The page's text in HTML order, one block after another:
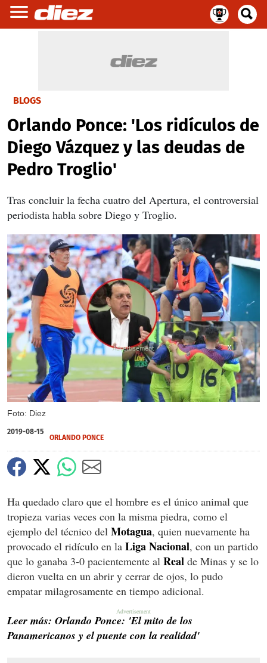
BLOGS
Orlando Ponce: 'Los ridículos de
Diego Vázquez y las deudas de
Pedro Troglio'
Tras concluir la fecha cuatro del Apertura, el controversial
periodista habla sobre Diego y Troglio.
Foto: Diez
X
X
X
2019-08-15
ORLANDO PONCE
Ha quedado claro que el hombre es el único animal que
tropieza varias veces con la misma piedra, como el
ejemplo del técnico del Motagua, quien nuevamente ha
provocado el ridículo en la LigaNacional, con un partido
que lo ganaba 3-0 pacientemente al Real de Minas y se lo
dieron vuelta en un abrir y cerrar de ojos, lo pudo
empatar milagrosamente en tiempo adicional.
Leer más: Orlando Ponce: 'El mito de los
Panamericanos y el puente con la realidad'